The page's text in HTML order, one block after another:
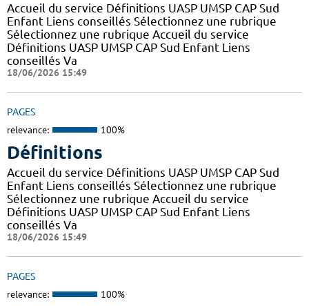
Accueil du service Définitions UASP UMSP CAP Sud
Enfant Liens conseillés Sélectionnez une rubrique
Sélectionnez une rubrique Accueil du service
Définitions UASP UMSP CAP Sud Enfant Liens
conseillés Va
18/06/2026 15:49
PAGES
relevance: 100%
Définitions
Accueil du service Définitions UASP UMSP CAP Sud
Enfant Liens conseillés Sélectionnez une rubrique
Sélectionnez une rubrique Accueil du service
Définitions UASP UMSP CAP Sud Enfant Liens
conseillés Va
18/06/2026 15:49
PAGES
relevance: 100%